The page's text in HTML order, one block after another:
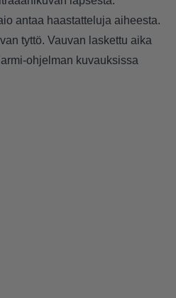
antaa haastatteluja aiheesta.
tyttö. Vauvan laskettu aika
ohjelman kuvauksissa